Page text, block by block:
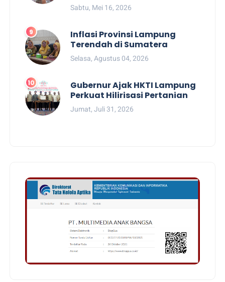
Sabtu, Mei 16, 2026
Inflasi Provinsi Lampung
Terendah di Sumatera
Selasa, Agustus 04, 2026
Gubernur Ajak HKTI Lampung
Perkuat Hilirisasi Pertanian
Jumat, Juli 31, 2026